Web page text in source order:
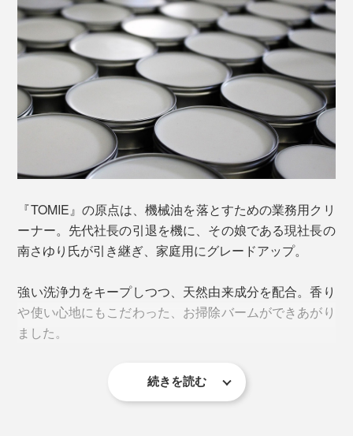
銀行／ボールペンや朱肉の汚れ落としに
車の販売会社／ホイールやライトの汚れ落としに
幼稚園／クレヨンや食べこぼしの汚れ落としに
そんな業務用クリーナーに、天然由来成分をプラスし
弱アルカリ性、アルコールフリー、素手でOKの使いや
研磨剤・香料なしの「ブライトン」は、レザーや大理
石、アクリルなど、繊細な素材向き。やわかい布地に本
乾拭きで仕上げれば、ワックス効果でツヤがアップ。静
電気も起きにくく、汚れもつきにくくなります。
『TOMIE』の原点は、機械油を落とすための業務用クリ
ーナー。先代社長の引退を機に、その娘である現社長の
南さゆり氏が引き継ぎ、家庭用にグレードアップ。
強い洗浄力をキープしつつ、天然由来成分を配合。香り
や使い心地にもこだわった、お掃除バームができあがり
ました。
続きを読む